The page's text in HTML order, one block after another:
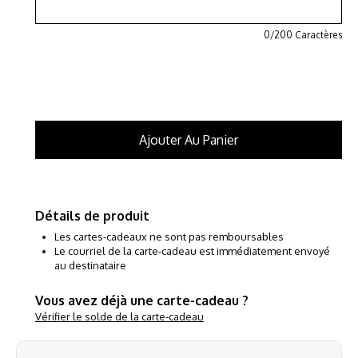
0/200 Caractères
Détails de produit
Les cartes-cadeaux ne sont pas remboursables
Le courriel de la carte-cadeau est immédiatement envoyé
au destinataire
Vous avez déjà une carte-cadeau ?
Vérifier le solde de la carte-cadeau